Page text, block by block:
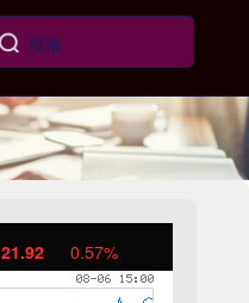
21.92 0.57%